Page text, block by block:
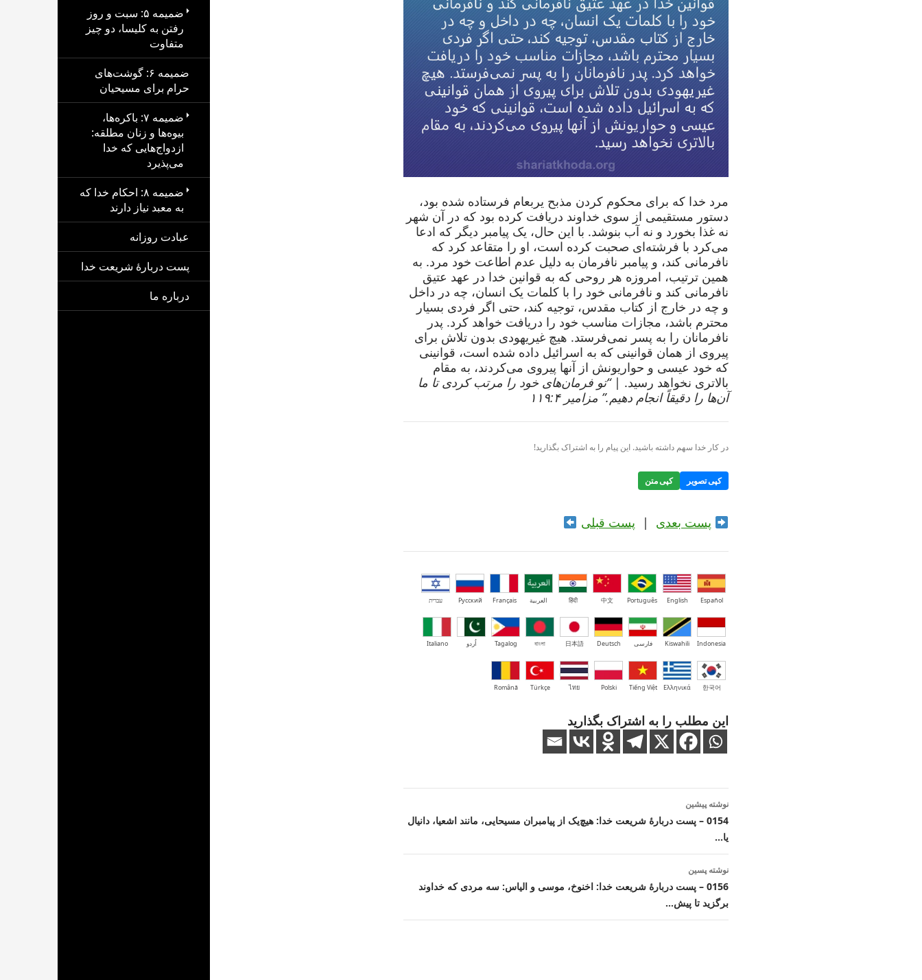
مرد خدا که برای محکوم کردن مذبح یربعام فرستاده شده بود،
دستور مستقیمی از سوی خداوند دریافت کرده بود که در آن شهر
نه غذا بخورد و نه آب بنوشد. با این حال، یک پیامبر دیگر که ادعا
می‌کرد با فرشته‌ای صحبت کرده است، او را متقاعد کرد که
نافرمانی کند، و پیامبر نافرمان به دلیل عدم اطاعت خود مرد. به
همین ترتیب، امروزه هر روحی که به قوانین خدا در عهد عتیق
نافرمانی کند و نافرمانی خود را با کلمات یک انسان، چه در داخل
و چه در خارج از کتاب مقدس، توجیه کند، حتی اگر فردی بسیار
محترم باشد، مجازات مناسب خود را دریافت خواهد کرد. پدر
نافرمانان را به پسر نمی‌فرستد. هیچ غیریهودی بدون تلاش برای
پیروی از همان قوانینی که به اسرائیل داده شده است، قوانینی
که خود عیسی و حواریونش از آنها پیروی می‌کردند، به مقام
بالاتری نخواهد رسید. |“تو فرمان‌های خود را مرتب کردی تا ما
آن‌ها را دقیقاً انجام دهیم.” مزامیر ۱۱۹:۴
در کار خدا سهم داشته باشید. این پیام را به اشتراک بگذارید!
کپی تصویر کپی متن
پست بعدی | پست قبلی
Español
English
Português
中文
हिंदी العربية Français
Русский עברית
Indonesia
Kiswahili فارسی Deutsch
日本語
বাংলা
Tagalog اُردو Italiano
한국어
Ελληνικά
Tiếng Việt
Polski
ไทย
Türkçe
Română
این مطلب را به اشتراک بگذارید
ناوبری
نوشته
نوشته پیشین
0154 – پست دربارهٔ شریعت خدا: هیچ‌یک از پیامبران مسیحایی، مانند اشعیا، دانیال
یا…
نوشته پسین
0156 – پست دربارهٔ شریعت خدا: اخنوخ، موسی و الیاس: سه مردی که خداوند
برگزید تا پیش…
ضمیمه ۵: سبت و روز
رفتن به کلیسا، دو چیز
متفاوت
ضمیمه ۶: گوشت‌های
حرام برای مسیحیان
ضمیمه ۷: باکره‌ها،
بیوه‌ها و زنان مطلقه:
ازدواج‌هایی که خدا
می‌پذیرد
ضمیمه ۸: احکام خدا که
به معبد نیاز دارند
عبادت روزانه
پست دربارهٔ شریعت خدا
درباره ما